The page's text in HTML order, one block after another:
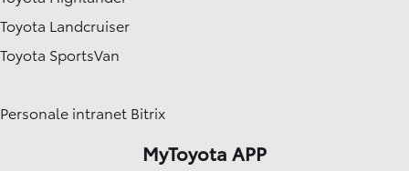
Toyota Landcruiser
Toyota SportsVan
Personale intranet Bitrix
MyToyota APP